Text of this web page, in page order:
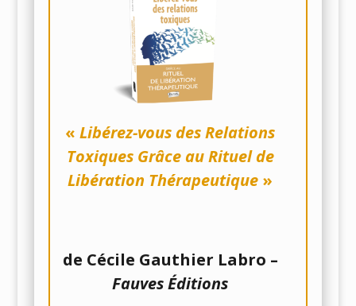
« Libérez-vous des Relations
Toxiques Grâce au Rituel de
Libération Thérapeutique »
de Cécile Gauthier Labro –
Fauves Éditions